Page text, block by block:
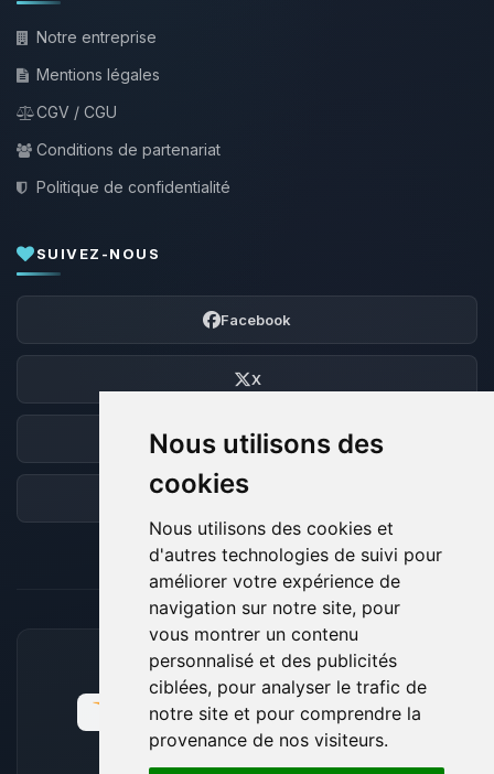
Nous utilisons des
cookies
Nous utilisons des cookies et
d'autres technologies de suivi pour
améliorer votre expérience de
navigation sur notre site, pour
vous montrer un contenu
personnalisé et des publicités
ciblées, pour analyser le trafic de
notre site et pour comprendre la
provenance de nos visiteurs.
Notre entreprise
Mentions légales
CGV / CGU
Conditions de partenariat
Politique de confidentialité
SUIVEZ-NOUS
Facebook
X
Discord
Forum
MOYENS DE PAIEMENT ACCEPTÉS